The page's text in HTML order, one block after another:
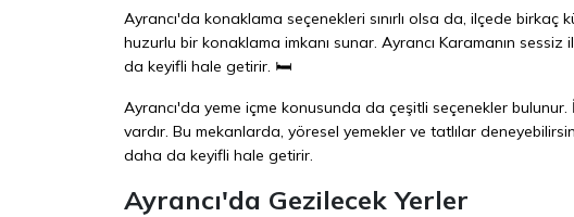
Ayrancı'da konaklama seçenekleri sınırlı olsa da, ilçede
huzurlu bir konaklama imkanı sunar. Ayrancı Karamanın
da keyifli hale getirir. 🛏️
Ayrancı'da yeme içme konusunda da çeşitli seçenekler
vardır. Bu mekanlarda, yöresel yemekler ve tatlılar
daha da keyifli hale getirir.
Ayrancı'da Gezilecek Yerler